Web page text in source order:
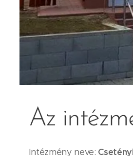
Az
Intézmény neve: